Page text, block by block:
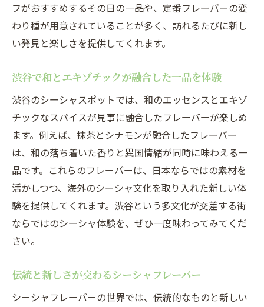
フがおすすめするその日の一品や、定番フレーバーの変
わり種が用意されていることが多く、訪れるたびに新し
い発見と楽しさを提供してくれます。
渋谷で和とエキゾチックが融合した一品を体験
渋谷のシーシャスポットでは、和のエッセンスとエキゾ
チックなスパイスが見事に融合したフレーバーが楽しめ
ます。例えば、抹茶とシナモンが融合したフレーバー
は、和の落ち着いた香りと異国情緒が同時に味わえる一
品です。これらのフレーバーは、日本ならではの素材を
活かしつつ、海外のシーシャ文化を取り入れた新しい体
験を提供してくれます。渋谷という多文化が交差する街
ならではのシーシャ体験を、ぜひ一度味わってみてくだ
さい。
伝統と新しさが交わるシーシャフレーバー
シーシャフレーバーの世界では、伝統的なものと新しい